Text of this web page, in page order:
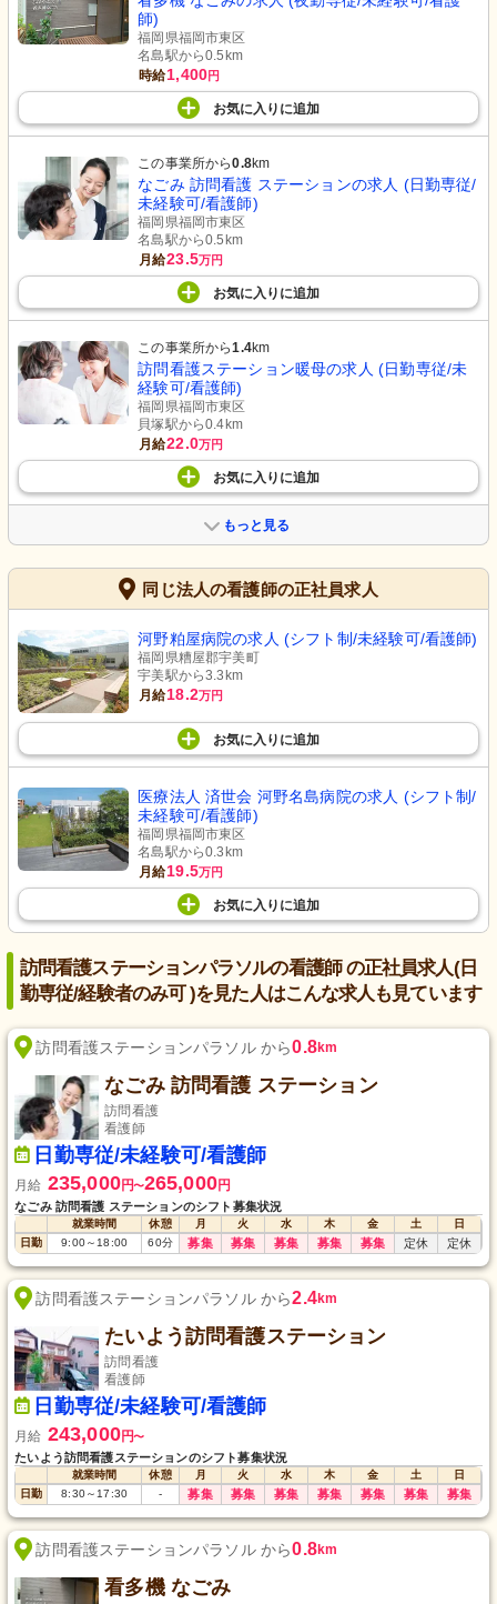
師)
福岡県福岡市東区
名島駅から0.5km
時給1,400円
お気に入り に追加
この事業所から0.8km
なごみ 訪問看護 ステーションの求人 (日勤専従/
未経験可/看護師)
福岡県福岡市東区
名島駅から0.5km
月給23.5万円
お気に入り に追加
この事業所から1.4km
訪問看護ステーション暖母の求人 (日勤専従/未
経験可/看護師)
福岡県福岡市東区
貝塚駅から0.4km
月給22.0万円
お気に入り に追加
もっと見る
同じ法人の看護師の正社員求人
河野粕屋病院の求人 (シフト制/未経験可/看護師)
福岡県糟屋郡宇美町
宇美駅から3.3km
月給18.2万円
お気に入り に追加
医療法人 済世会 河野名島病院の求人 (シフト制/
未経験可/看護師)
福岡県福岡市東区
名島駅から0.3km
月給19.5万円
お気に入り に追加
訪問看護ステーションパラソルの看護師 の正社員求人(日
勤専従/経験者のみ可 )を見た人はこんな求人も見ています
訪問看護ステーションパラソル から0.8km
なごみ 訪問看護 ステーション
訪問看護
看護師
日勤専従/未経験可/看護師
月給 235,000円〜265,000円
なごみ 訪問看護 ステーションのシフト募集状況
就業時間 休憩 月 火 水 木 金 土
日
日勤
9:00～18:00 60分 募集 募集 募集 募集 募集 定休 定休
訪問看護ステーションパラソル から2.4km
たいよう訪問看護ステーション
訪問看護
看護師
日勤専従/未経験可/看護師
月給 243,000円〜
たいよう訪問看護ステーションのシフト募集状況
就業時間 休憩 月 火 水 木 金 土
日
日勤
8:30～17:30 - 募集 募集 募集 募集 募集 募集 募集
訪問看護ステーションパラソル から0.8km
看多機 なごみ